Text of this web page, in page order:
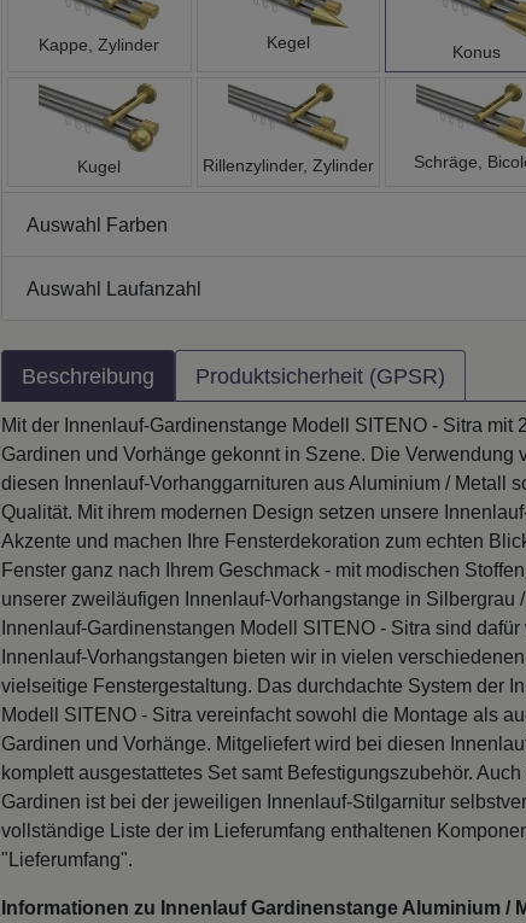
Kappe, Zylinder Kegel Konus
Kugel Rillenzylinder, Zylinder Schräge,
Auswahl Farben
Auswahl Laufanzahl
Beschreibung Produktsicherheit (GPSR)
Mit der Innenlauf-Gardinenstange Modell SITENO - Sitra mit
Gardinen und Vorhänge gekonnt in Szene. Die Verwendung
diesen Innenlauf-Vorhanggarnituren aus Aluminium / Metall
Qualität. Mit ihrem modernen Design setzen unsere
Akzente und machen Ihre Fensterdekoration zum echten
Fenster ganz nach Ihrem Geschmack - mit modischen
unserer zweiläufigen Innenlauf-Vorhangstange in Silbergrau
Innenlauf-Gardinenstangen Modell SITENO - Sitra sind
Innenlauf-Vorhangstangen bieten wir in vielen
vielseitige Fenstergestaltung. Das durchdachte System der
Modell SITENO - Sitra vereinfacht sowohl die Montage als
Gardinen und Vorhänge. Mitgeliefert wird bei diesen
komplett ausgestattetes Set samt Befestigungszubehör.
Gardinen ist bei der jeweiligen Innenlauf-Stilgarnitur
vollständige Liste der im Lieferumfang enthaltenen
"Lieferumfang".
Informationen zu Innenlauf Gardinenstange Aluminium /